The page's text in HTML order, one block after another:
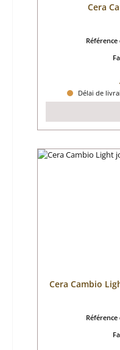
Cera
Délai de
Cera Cambio